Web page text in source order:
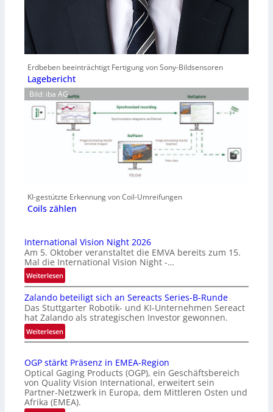
Erdbeben beeinträchtigt Fertigung von Sony-Bildsensoren
Lagebericht
Bild: iba AG
KI-gestützte Erkennung von Coil-Umreifungen
Coils zählen
International Vision Night 2026
Am 5. Oktober veranstaltet die EMVA bereits zum 15.
Mal die International Vision Night -…
Weiterlesen:
I
n
t
e
r
n
t
i
o
n
Zalando beteiligt sich an Sereacts Series-B-Runde
Das Stuttgarter Robotik- und KI-Unternehmen Sereact
hat Zalando als strategischen Investor gewonnen.
Weiterlesen:
Z
l
a
n
d
OGP stärkt Präsenz in EMEA-Region
Optical Gaging Products (OGP), ein Geschäftsbereich
von Quality Vision International, erweitert sein
Partner-Netzwerk in Europa, dem Mittleren Osten und
Afrika (EMEA).